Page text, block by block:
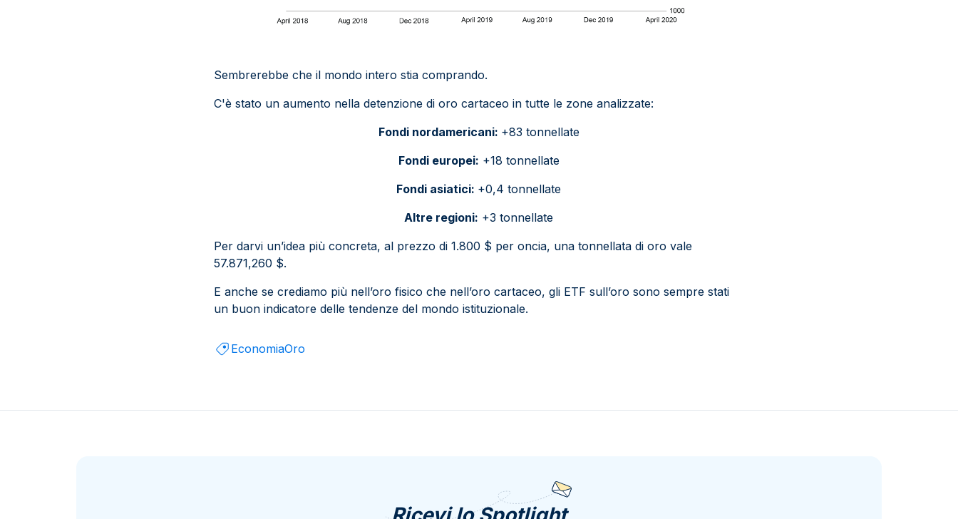
Sembrerebbe che il mondo intero stia comprando.
C'è stato un aumento nella detenzione di oro cartaceo in tutte le zone analizzate:
Fondi nordamericani: +83 tonnellate
Fondi europei: +18 tonnellate
Fondi asiatici: +0,4 tonnellate
Altre regioni: +3 tonnellate
Per darvi un’idea più concreta, al prezzo di 1.800 $ per oncia, una tonnellata di oro vale
57.871,260 $.
E anche se crediamo più nell’oro fisico che nell’oro cartaceo, gli ETF sull’oro sono sempre stati
un buon indicatore delle tendenze del mondo istituzionale.
EconomiaOro